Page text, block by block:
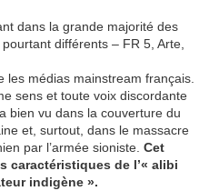
dans la grande majorité des
différents – FR 5, Arte,
les médias mainstream français.
sens et toute voix discordante
bien vu dans la couverture du
et, surtout, dans le massacre
par l’armée sioniste. Cet
caractéristiques de l’« alibi
indigène ».